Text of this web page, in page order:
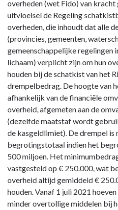
overheden (wet Fido) van kracht
uitvloeisel de Regeling
overheden, die inhoudt dat alle
(provincies, gemeenten,
gemeenschappelijke regelingen
lichaam) verplicht zijn om hun
houden bij de schatkist van het
drempelbedrag. De hoogte van
afhankelijk van de financiële
overheid, afgemeten aan de
(dezelfde maatstaf wordt
de kasgeldlimiet). De drempel is
begrotingstotaal indien het
500 miljoen. Het
vastgesteld op € 250.000, wat
overheid altijd gemiddeld €
houden. Vanaf 1 juli 2021
minder overtollige middelen bij